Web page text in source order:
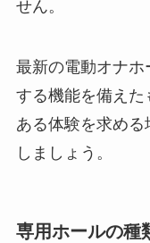
せん。
最新の電動オナ
する機能を備え
ある体験を求め
しましょう。
専用ホールの種